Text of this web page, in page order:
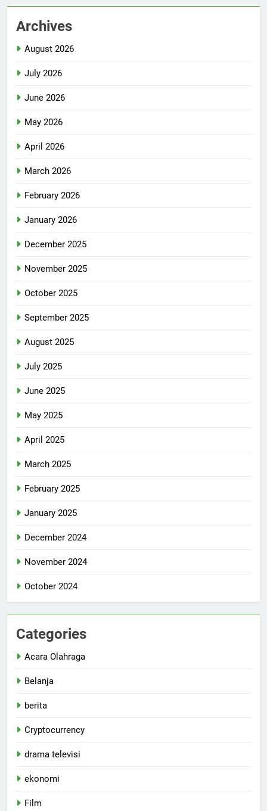
Archives
August 2026
July 2026
June 2026
May 2026
April 2026
March 2026
February 2026
January 2026
December 2025
November 2025
October 2025
September 2025
August 2025
July 2025
June 2025
May 2025
April 2025
March 2025
February 2025
January 2025
December 2024
November 2024
October 2024
Categories
Acara Olahraga
Belanja
berita
Cryptocurrency
drama televisi
ekonomi
Film